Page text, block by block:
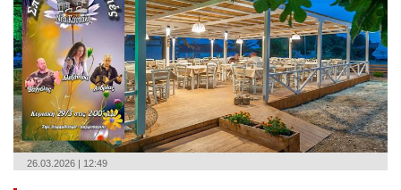
26.03.2026 | 12:49